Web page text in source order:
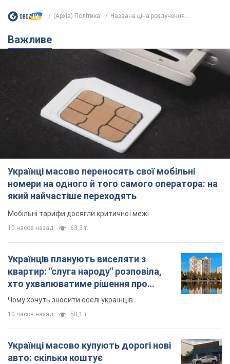
(Архів) Політика Названа ціна розлучення...
Важливе
Українці масово переносять свої мобільні
номери на одного й того самого оператора: на
який найчастіше переходять
Мобільні тарифи досягли критичної межі
10 часов назад 63,3 т.
Українців планують виселяти з
квартир: "слуга народу" розповіла,
хто ухвалюватиме рішення про
знесення будинків
Чому хочуть зносити оселі українців
10 часов назад 58,1 т.
Українці масово купують дорогі нові
авто: скільки коштує